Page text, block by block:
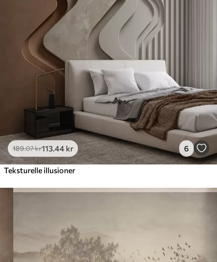
189.07kr113 .44 kr 6
Teksturelle illusioner